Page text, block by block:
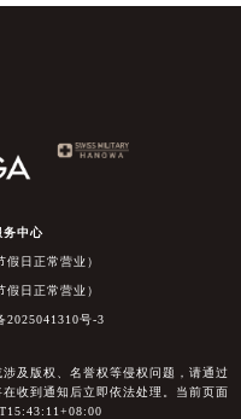
务中心
日正常营业）
日正常营业）
2025041310号-3
及版权、名誉权等侵权问题，请通过
收到通知后立即依法处理。当前页面